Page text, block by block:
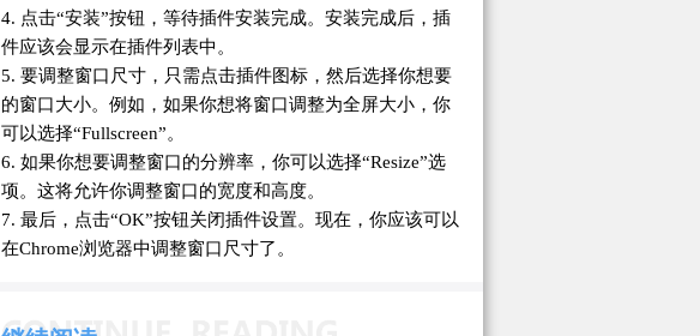
4. 点击“安装”按钮，等待插件安装完成。安装完成后，插
件应该会显示在插件列表中。
5. 要调整窗口尺寸，只需点击插件图标，然后选择你想要
的窗口大小。例如，如果你想将窗口调整为全屏大小，你
可以选择“Fullscreen”。
6. 如果你想要调整窗口的分辨率，你可以选择“Resize”选
项。这将允许你调整窗口的宽度和高度。
7. 最后，点击“OK”按钮关闭插件设置。现在，你应该可以
在Chrome浏览器中调整窗口尺寸了。